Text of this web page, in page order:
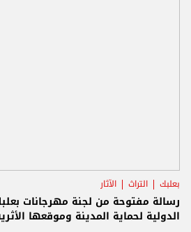
بعلبك التراث الآثار
رسالة مفتوحة من لجنة مهرجانات
الدولية لحماية المدينة وموقعها